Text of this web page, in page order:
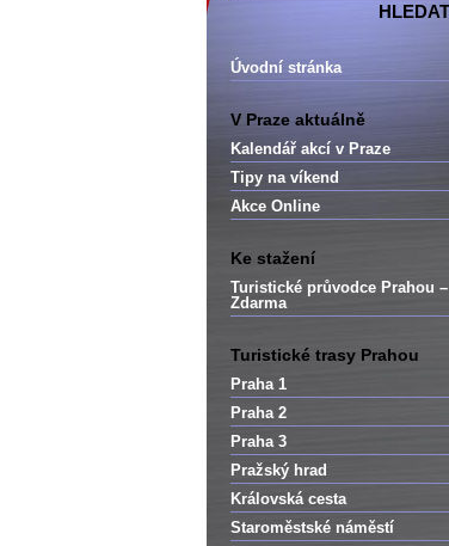
Úvodní stránka
V Praze aktuálně
Kalendář akcí v Praze
Tipy na víkend
Akce Online
Ke stažení
Turistické průvodce Prahou –
Zdarma
Turistické trasy Prahou
Praha 1
Praha 2
Praha 3
Pražský hrad
Královská cesta
Staroměstské náměstí